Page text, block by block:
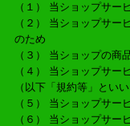
（１） 当ショップサー
（２） 当ショップサー
のため
（３） 当ショップの商
（４） 当ショップサー
（以下「規約等」とい
（５） 当ショップサー
（６） 当ショップサー